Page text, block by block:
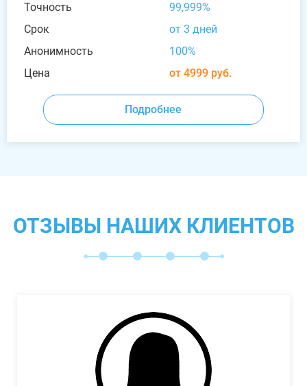
Точность
99,999%
Срок
от 3 дней
Анонимность
100%
Цена
от 4999 руб.
Подробнее
ОТЗЫВЫ НАШИХ КЛИЕНТОВ